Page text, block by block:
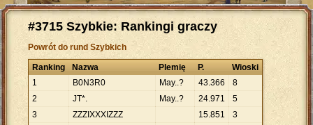
#3715 Szybkie: Rankingi graczy
Powrót do rund Szybkich
Ranking Nazwa Plemię P.
Wioski
1
B0N3R0 May..? 43.366
8
2
JT*. May..? 24.971
5
3
ZZZIXXXIZZZ 15.851
3